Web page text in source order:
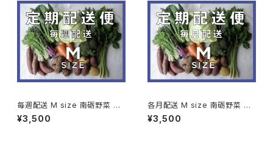
毎週配送 M size 南砺野菜 定
期配送便 (9〜11種類程度のお
野菜)
¥3,500
各月配送 M size 南砺野菜 定
期配送便 (9〜11種類程度のお
野菜)
¥3,500